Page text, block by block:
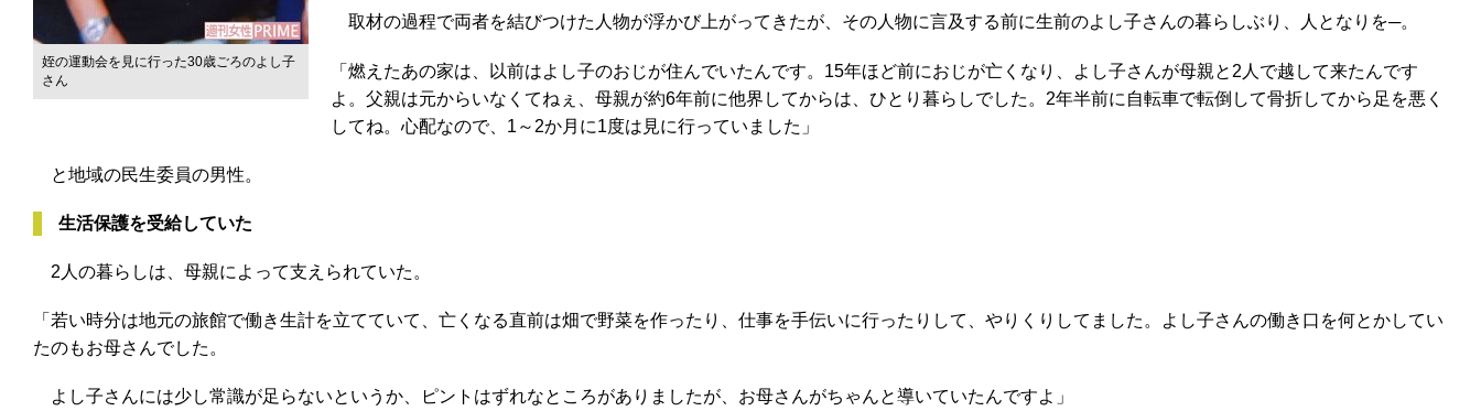
姪の運動会を見に行った30歳ごろのよし子
さん
取材の過程で両者を結びつけた人物が浮かび上がってきたが、その人物に言及する前に生前のよし子さんの暮らしぶり、人となりを─。
「燃えたあの家は、以前はよし子のおじが住んでいたんです。15年ほど前におじが亡くなり、よし子さんが母親と2人で越して来たんです
よ。父親は元からいなくてねぇ、母親が約6年前に他界してからは、ひとり暮らしでした。2年半前に自転車で転倒して骨折してから足を悪く
してね。心配なので、1～2か月に1度は見に行っていました」
と地域の民生委員の男性。
生活保護を受給していた
2人の暮らしは、母親によって支えられていた。
「若い時分は地元の旅館で働き生計を立てていて、亡くなる直前は畑で野菜を作ったり、仕事を手伝いに行ったりして、やりくりしてました。よし子さんの働き口を何とかしてい
たのもお母さんでした。
よし子さんには少し常識が足らないというか、ピントはずれなところがありましたが、お母さんがちゃんと導いていたんですよ」